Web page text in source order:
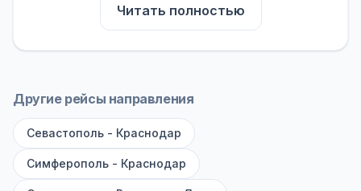
расписание автобусов Симеиз - Тамбов,
сравнить рейсы и выбрать подходящий.
Если важна скорость — обратите внимание
комфорт — выбирайте большие автобусы
дорога ощущается меньше.
По маршруту предусмотрены остановки:
Читать полностью
Другие рейсы направления
Севастополь - Краснодар
Симферополь - Краснодар